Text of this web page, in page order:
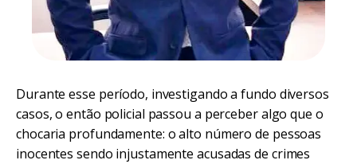
Durante esse período, investigando a fundo diversos
casos, o então policial passou a perceber algo que o
chocaria profundamente: o alto número de pessoas
inocentes sendo injustamente acusadas de crimes